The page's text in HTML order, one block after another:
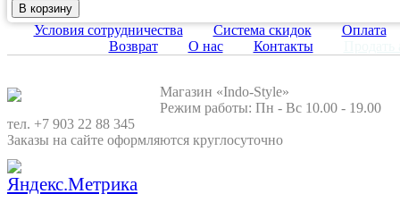
Условия сотрудничества Система скидок
Оплата
Возврат
О нас Контакты
Магазин «Indo-Style»
Режим работы: Пн - Вс 10.00 - 19.00
тел. +7 903 22 88 345
Заказы на сайте оформляются круглосуточно